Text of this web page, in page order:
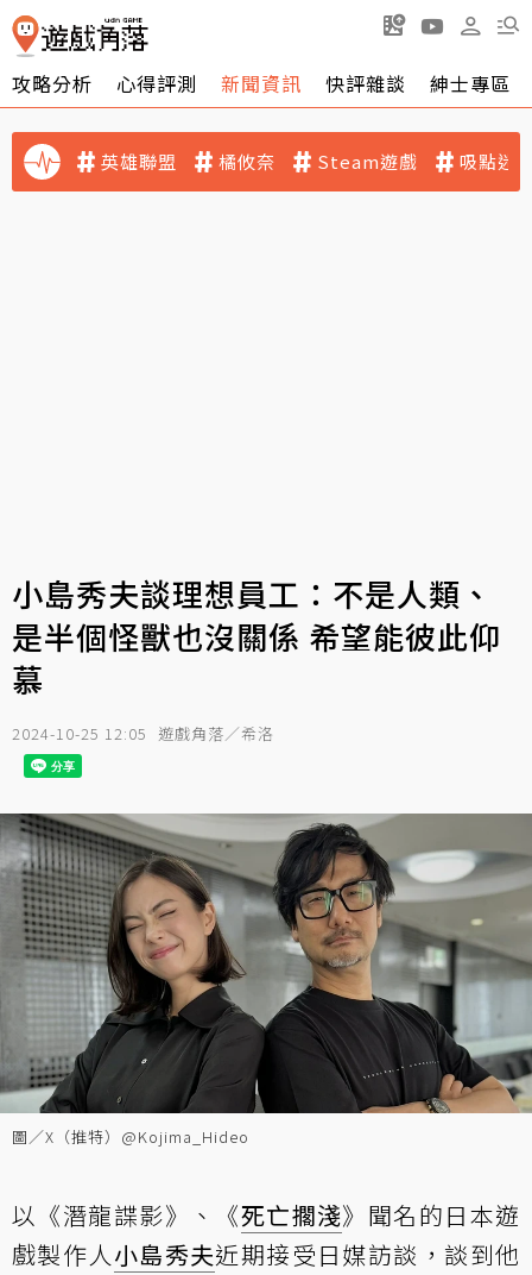
攻略分析 心得評測 新聞資訊 快評雜談 紳士專區
英雄聯盟 橘攸奈 Steam遊戲 吸點迷
小島秀夫談理想員工：不是人類、
是半個怪獸也沒關係 希望能彼此仰
慕
2024-10-25 12:05 遊戲角落／希洛
圖／X（推特）@Kojima_Hideo
以《潛龍諜影》、《死亡擱淺》聞名的日本遊
戲製作人小島秀夫近期接受日媒訪談，談到他